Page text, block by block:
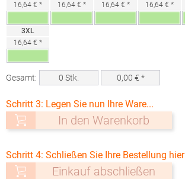
16,64 € *
16,64 € *
16,64 € *
16,64 € *
3XL
16,64 € *
Gesamt: 0 Stk. 0,00 € *
Schritt 3: Legen Sie nun Ihre Ware...
In den Warenkorb
Schritt 4: Schließen Sie Ihre Bestellung
Einkauf abschließen